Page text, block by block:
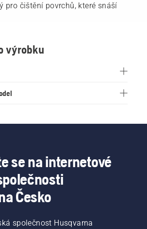
pro čištění povrchů, které snáší
výrobku
se na internetové
Česko
společnost Husqvarna